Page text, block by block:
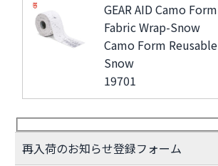
GEAR AID Camo
Fabric Wrap-Snow
Camo Form
Snow
19701
再入荷のお知らせ登録フォーム